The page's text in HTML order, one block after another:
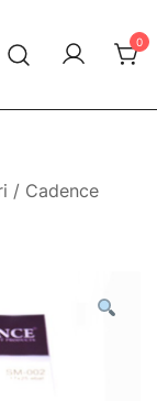
0
/ Cadence